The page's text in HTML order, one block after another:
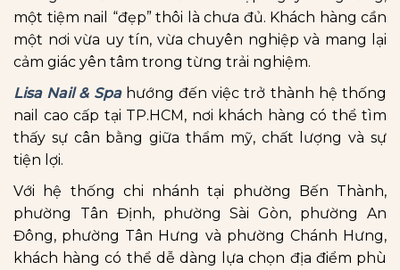
một tiệm nail “đẹp” thôi là chưa đủ. Khách hàng cần
một nơi vừa uy tín, vừa chuyên nghiệp và mang lại
cảm giác yên tâm trong từng trải nghiệm.
Lisa Nail & Spahướng đến việc trở thành hệ thống
nail cao cấp tại TP.HCM, nơi khách hàng có thể tìm
thấy sự cân bằng giữa thẩm mỹ, chất lượng và sự
tiện lợi.
Với hệ thống chi nhánh tại phường Bến Thành,
phường Tân Định, phường Sài Gòn, phường An
Đông, phường Tân Hưng và phường Chánh Hưng,
khách hàng có thể dễ dàng lựa chọn địa điểm phù